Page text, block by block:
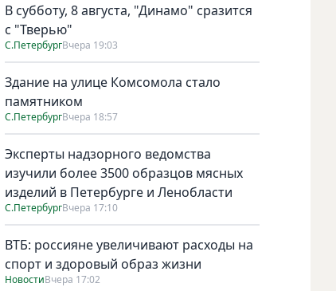
В субботу, 8 августа, "Динамо" сразится
с "Тверью"
С.ПетербургВчера 19:03
Здание на улице Комсомола стало
памятником
С.ПетербургВчера 18:57
Эксперты надзорного ведомства
изучили более 3500 образцов мясных
изделий в Петербурге и Ленобласти
С.ПетербургВчера 17:10
ВТБ: россияне увеличивают расходы на
спорт и здоровый образ жизни
НовостиВчера 17:02